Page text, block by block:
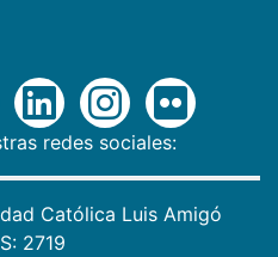
redes sociales:
Católica Luis Amigó
2719